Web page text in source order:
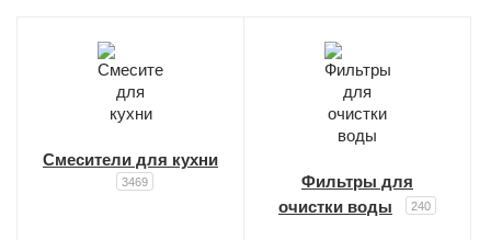
Смесители для кухни
3469
Фильтры для
очистки воды
240